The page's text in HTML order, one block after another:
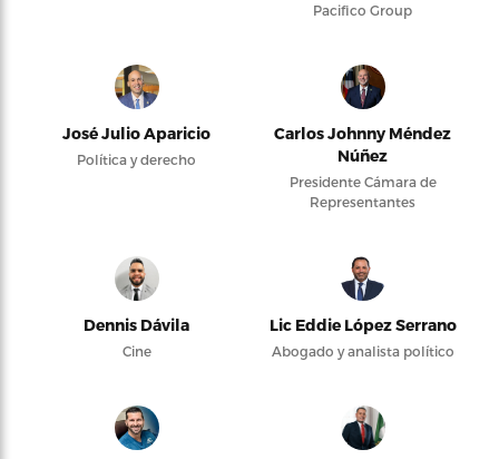
Pacifico Group
José Julio Aparicio
Política y derecho
Carlos Johnny Méndez
Núñez
Presidente Cámara de
Representantes
Dennis Dávila
Cine
Lic Eddie López Serrano
Abogado y analista político